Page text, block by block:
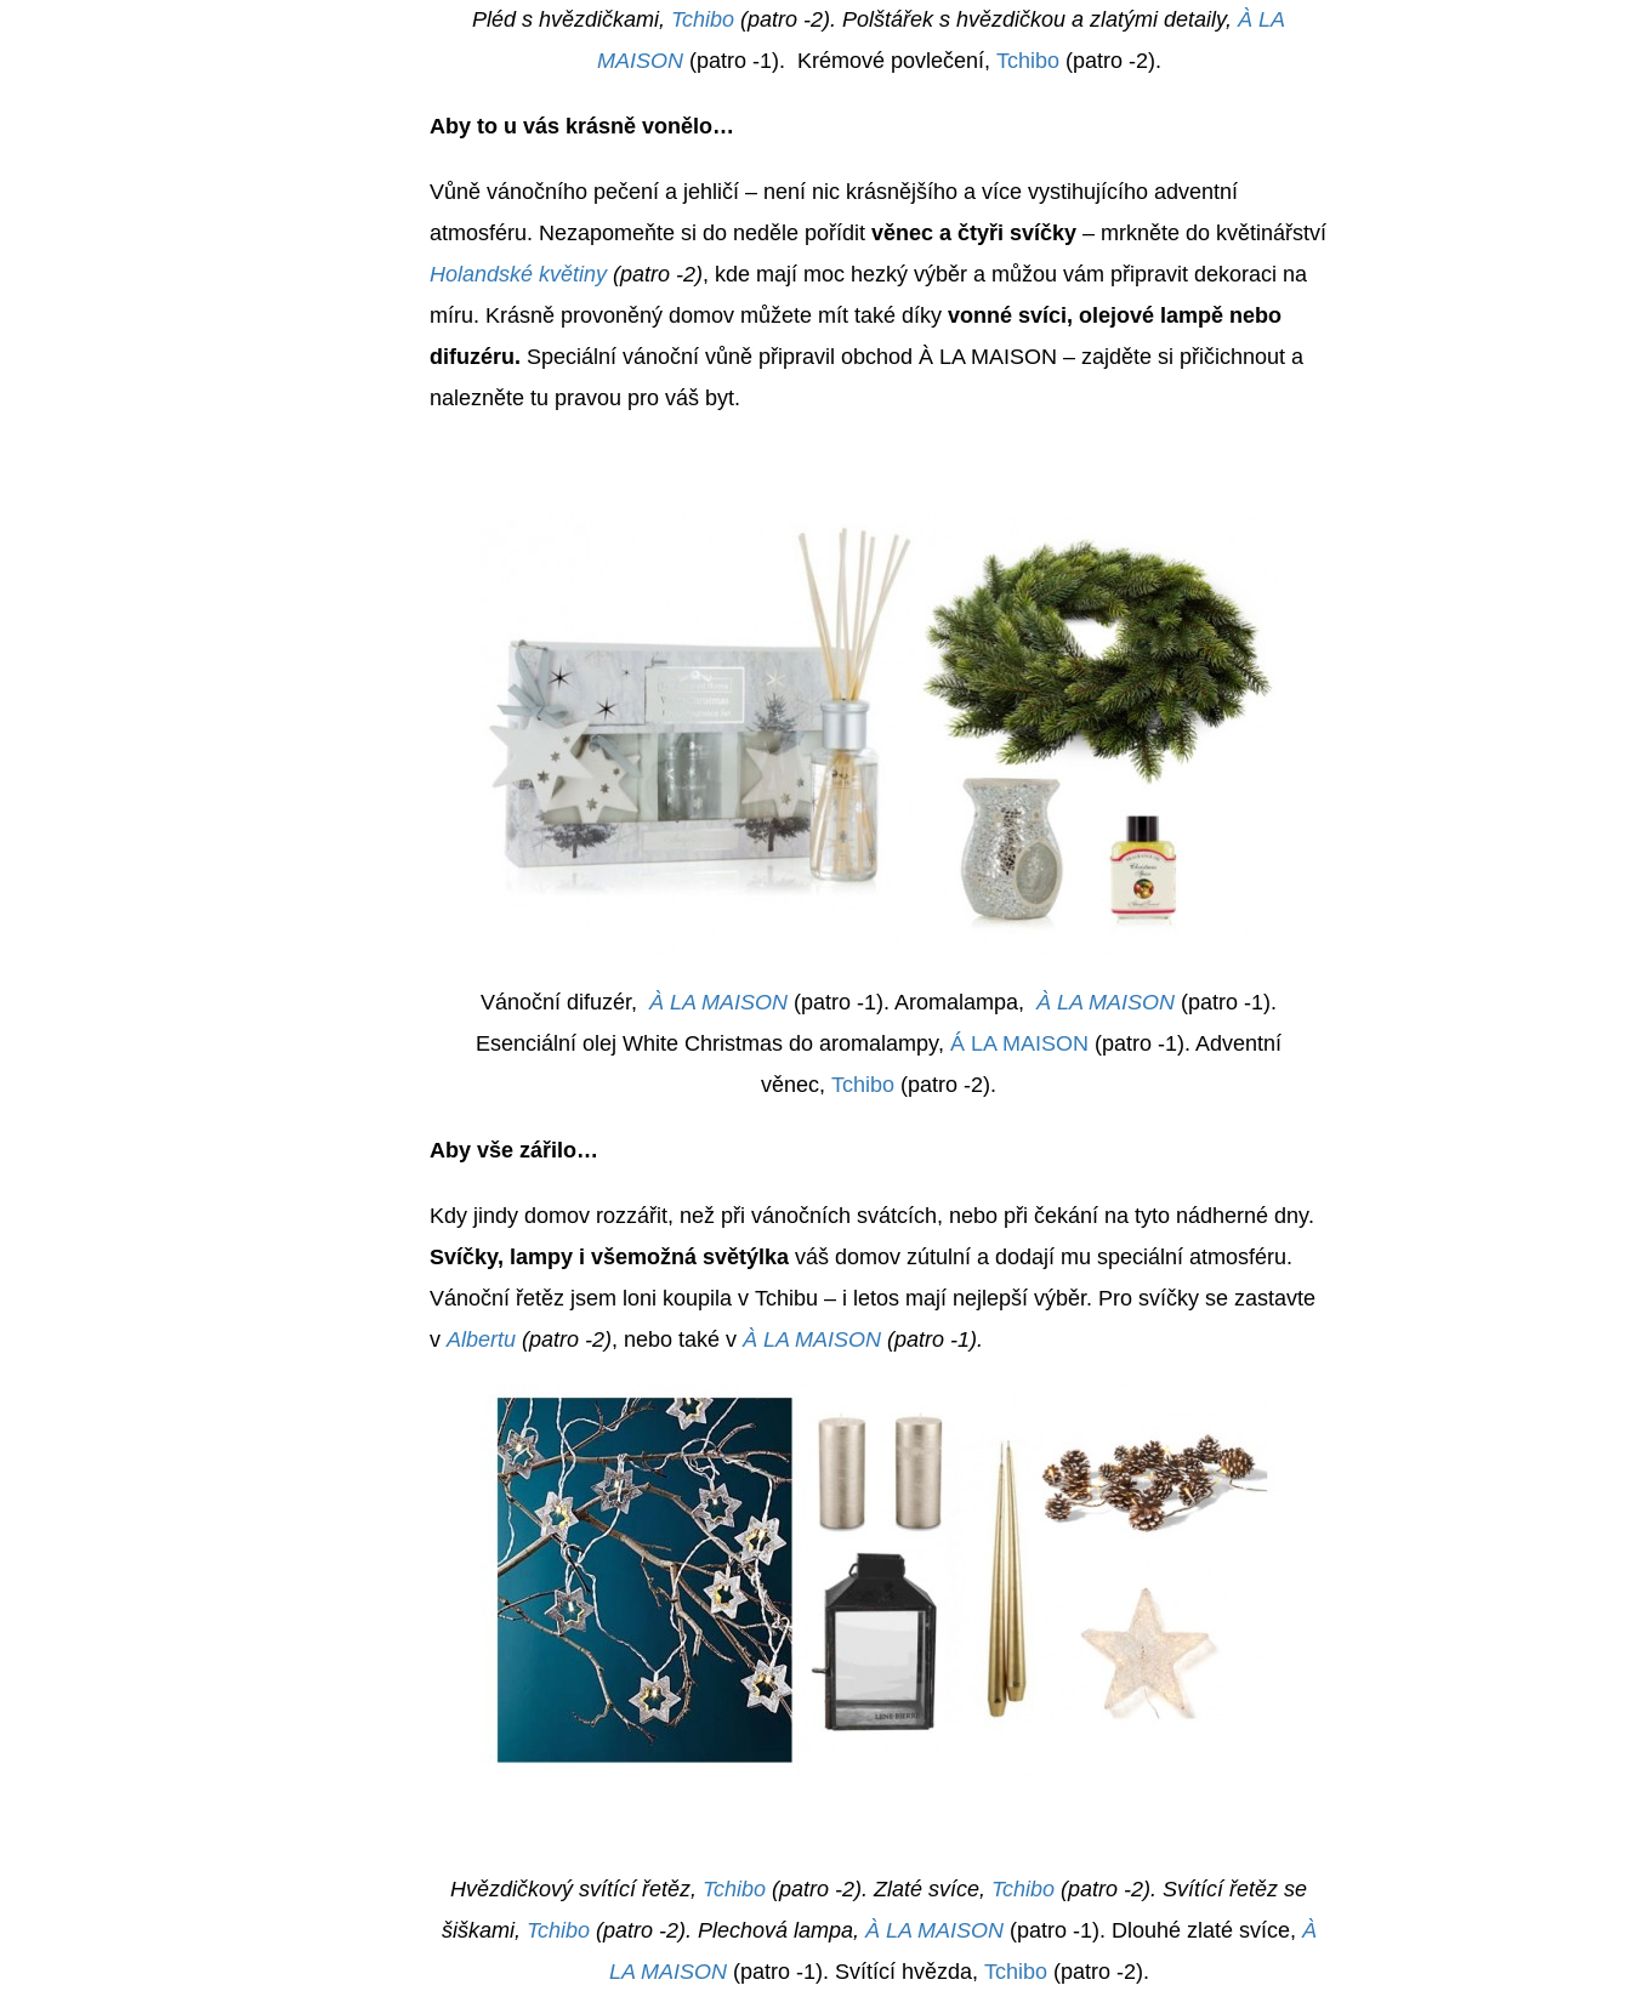
Pléd s hvězdičkami, Tchibo (patro -2). Polštářek s hvězdičkou a zlatými detaily, À LA
MAISON(patro -1). Krémové povlečení, Tchibo(patro -2).
Aby to u vás krásně vonělo…
Vůně vánočního pečení a jehličí – není nic krásnějšího a více vystihujícího adventní
atmosféru. Nezapomeňte si do neděle pořídit věnec a čtyři svíčky – mrkněte do květinářství
Holandské květiny(patro -2), kde mají moc hezký výběr a můžou vám připravit dekoraci na
míru. Krásně provoněný domov můžete mít také díky vonné svíci, olejové lampě nebo
difuzéru. Speciální vánoční vůně připravil obchod À LA MAISON – zajděte si přičichnout a
nalezněte tu pravou pro váš byt.
Vánoční difuzér, À LA MAISON (patro -1). Aromalampa, À LA MAISON (patro -1).
Esenciální olej White Christmas do aromalampy, Á LA MAISON (patro -1). Adventní
věnec, Tchibo (patro -2).
Aby vše zářilo…
Kdy jindy domov rozzářit, než při vánočních svátcích, nebo při čekání na tyto nádherné dny.
Svíčky, lampy i všemožná světýlka váš domov zútulní a dodají mu speciální atmosféru.
Vánoční řetěz jsem loni koupila v Tchibu – i letos mají nejlepší výběr. Pro svíčky se zastavte
v Albertu (patro -2), nebo také v À LA MAISON (patro -1).
Hvězdičkový svítící řetěz, Tchibo (patro -2). Zlaté svíce, Tchibo (patro -2). Svítící řetěz se
šiškami, Tchibo(patro -2). Plechová lampa, À LA MAISON(patro -1). Dlouhé zlaté svíce, À
LA MAISON(patro -1). Svítící hvězda, Tchibo(patro -2).